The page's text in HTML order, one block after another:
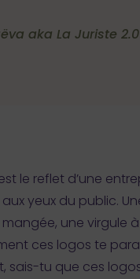
aka La Juriste 2.0
le reflet d’une
yeux du public.
une virgule à
ces logos te
sais-tu que ces